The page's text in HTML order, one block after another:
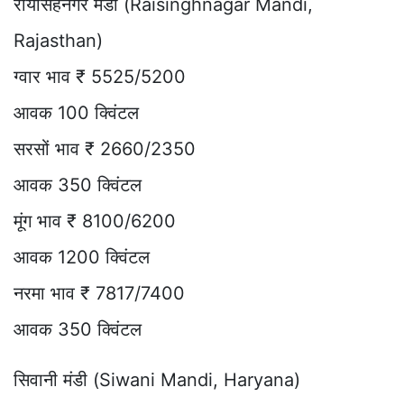
रायसिंहनगर मंडी (Raisinghnagar Mandi,
Rajasthan)
ग्वार भाव ₹ 5525/5200
आवक 100 क्विंटल
सरसों भाव ₹ 2660/2350
आवक 350 क्विंटल
मूंग भाव ₹ 8100/6200
आवक 1200 क्विंटल
नरमा भाव ₹ 7817/7400
आवक 350 क्विंटल
सिवानी मंडी (Siwani Mandi, Haryana)